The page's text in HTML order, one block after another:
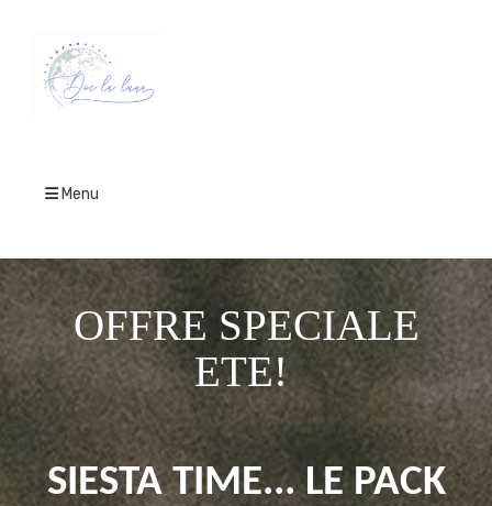
Menu
OFFRE SPECIALE
ETE!
SIESTA TIME... LE PACK